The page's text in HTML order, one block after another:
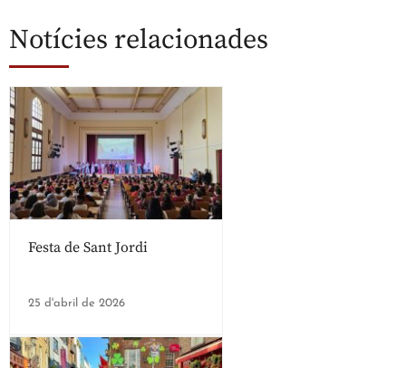
Notícies relacionades
Festa de Sant Jordi
25 d'abril de 2026